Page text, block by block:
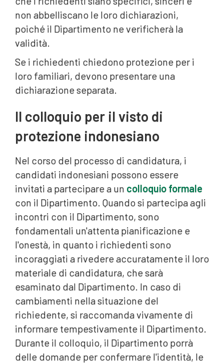
non abbelliscano le loro dichiarazioni,
poiché il Dipartimento ne verificherà la
validità.
Se i richiedenti chiedono protezione per i
loro familiari, devono presentare una
dichiarazione separata.
Il colloquio per il visto di
protezione indonesiano
Nel corso del processo di candidatura, i
candidati indonesiani possono essere
invitati a partecipare a un colloquio formale
con il Dipartimento. Quando si partecipa agli
incontri con il Dipartimento, sono
fondamentali un'attenta pianificazione e
l'onestà, in quanto i richiedenti sono
incoraggiati a rivedere accuratamente il loro
materiale di candidatura, che sarà
esaminato dal Dipartimento. In caso di
cambiamenti nella situazione del
richiedente, si raccomanda vivamente di
informare tempestivamente il Dipartimento.
Durante il colloquio, il Dipartimento porrà
delle domande per confermare l'identità, le